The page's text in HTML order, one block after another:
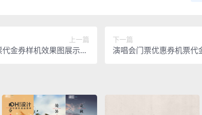
上一篇
金券样机效果图展示PS
下一篇
演唱会门票优惠券机票代